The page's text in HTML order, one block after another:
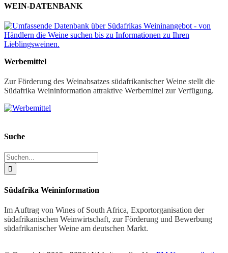
WEIN-DATENBANK
Werbemittel
Zur Förderung des Weinabsatzes südafrikanischer Weine stellt die
Südafrika Weininformation attraktive Werbemittel zur Verfügung.
Suche
Suche
nach:
Südafrika Weininformation
Im Auftrag von Wines of South Africa, Exportorganisation der
südafrikanischen Weinwirtschaft, zur Förderung und Bewerbung
südafrikanischer Weine am deutschen Markt.